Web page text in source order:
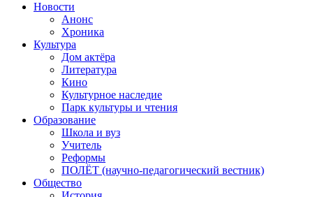
Новости
Анонс
Хроника
Культура
Дом актёра
Литература
Кино
Культурное наследие
Парк культуры и чтения
Образование
Школа и вуз
Учитель
Реформы
ПОЛЁТ (научно-педагогический вестник)
Общество